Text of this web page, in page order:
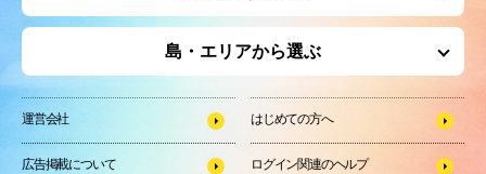
島・エリアから選ぶ
運営会社 はじめての方へ
広告掲載について ログイン関連のヘルプ